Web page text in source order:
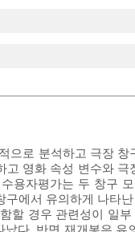
으로 분석하고 극장
영화 속성 변수와
용자평가는 두 창구
에서 유의하게 나타
경우 관련성이 일